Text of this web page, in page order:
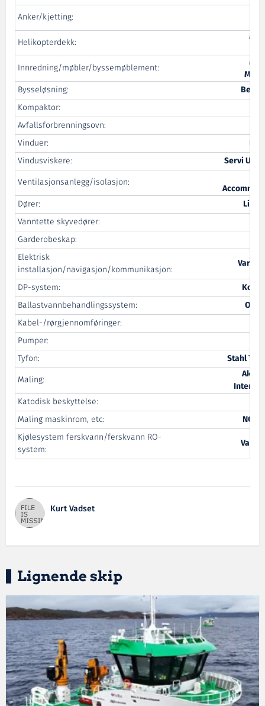
Anker/kjetting:
Helikopterdekk:
Innredning/møbler/byssemøblement:
Bysseløsning:
Kompaktor:
Avfallsforbrenningsovn:
Vinduer:
Vindusviskere:
Servi
Ventilasjonsanlegg/isolasjon:
Dører:
Libra
Vanntette skyvedører:
Garderobeskap:
Elektrisk
installasjon/navigasjon/kommunikasjon:
Vard
DP-system:
Ballastvannbehandlingssystem:
Kabel-/rørgjennomføringer:
Pumper:
Tyfon:
Stahl
Maling:
Akzo
Katodisk beskyttelse:
Maling maskinrom, etc:
NCI
Kjølesystem ferskvann/ferskvann RO-
system:
Vard
Kurt Vadset
Lignende skip